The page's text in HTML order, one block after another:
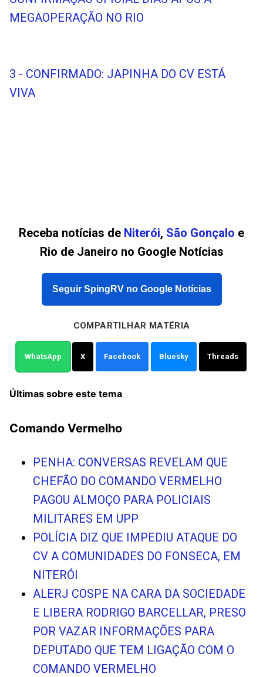
MEGAOPERAÇÃO NO RIO
3 - CONFIRMADO: JAPINHA DO CV ESTÁ
VIVA
Receba notícias de Niterói, São Gonçalo e
Rio de Janeiro no Google Notícias
Seguir SpingRV no Google Notícias
COMPARTILHAR MATÉRIA
WhatsApp X Facebook Bluesky Threads
Últimas sobre este tema
Comando Vermelho
PENHA: CONVERSAS REVELAM QUE
CHEFÃO DO COMANDO VERMELHO
PAGOU ALMOÇO PARA POLICIAIS
MILITARES EM UPP
POLÍCIA DIZ QUE IMPEDIU ATAQUE DO
CV A COMUNIDADES DO FONSECA, EM
NITERÓI
ALERJ COSPE NA CARA DA SOCIEDADE
E LIBERA RODRIGO BARCELLAR, PRESO
POR VAZAR INFORMAÇÕES PARA
DEPUTADO QUE TEM LIGAÇÃO COM O
COMANDO VERMELHO